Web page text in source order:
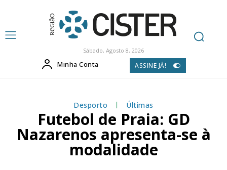
Sábado, Agosto 8, 2026
Minha Conta ASSINE JÁ!
Desporto Últimas
Futebol de Praia: GD
Nazarenos apresenta-se à
modalidade